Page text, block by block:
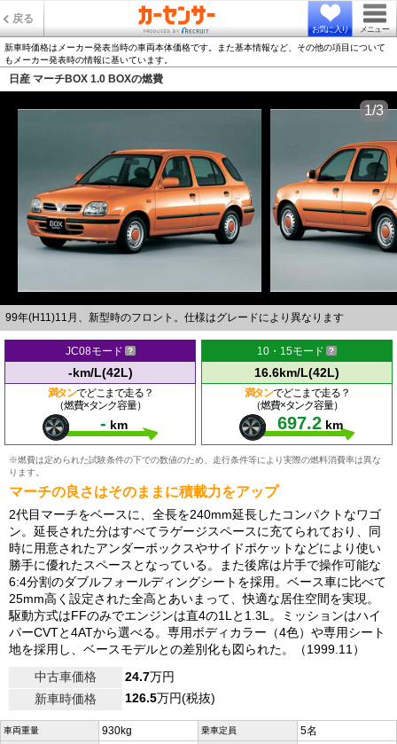
戻る
お気に入り メニュー
新車時価格はメーカー発表当時の車両本体価格です。また基本情報など、その他の項目について
もメーカー発表時の情報に基いています。
日産 マーチBOX 1.0 BOXの燃費
99年(H11)11月、新型時のフロント。仕様はグレードにより異なります
1/3
JC08モード
-km/L(42L)
満タンでどこまで走る？
（燃費×タンク容量）
- km
10・15モード
16.6km/L(42L)
満タンでどこまで走る？
（燃費×タンク容量）
697.2 km
※燃費は定められた試験条件の下での数値のため、走行条件等により実際の燃料消費率は異な
ります。
マーチの良さはそのままに積載力をアップ
2代目マーチをベースに、全長を240mm延長したコンパクトなワゴ
ン。延長された分はすべてラゲージスペースに充てられており、同
時に用意されたアンダーボックスやサイドポケットなどにより使い
勝手に優れたスペースとなっている。また後席は片手で操作可能な
6:4分割のダブルフォールディングシートを採用。ベース車に比べて
25mm高く設定された全高とあいまって、快適な居住空間を実現。
駆動方式はFFのみでエンジンは直4の1Lと1.3L。ミッションはハイ
パーCVTと4ATから選べる。専用ボディカラー（4色）や専用シート
地を採用し、ベースモデルとの差別化も図られた。（1999.11）
中古車価格
24.7万円
新車時価格
126.5万円(税抜)
車両重量 930kg 乗車定員 5名